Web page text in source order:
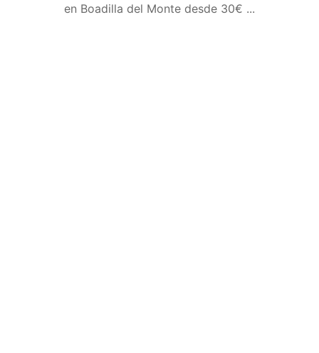
en Boadilla del Monte desde 30€ ...